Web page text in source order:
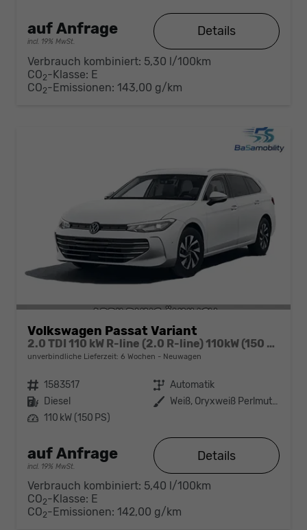
auf Anfrage
incl. 19% MwSt.
Details
Verbrauch kombiniert: 5,30 l/100km
CO2-Klasse: E
CO2-Emissionen: 143,00 g/km
Volkswagen Passat Variant
2.0 TDI 110 kW R-line (2.0 R-line) 110kW (150 PS) 7-Gang DSG
unverbindliche Lieferzeit: 6 Wochen Neuwagen
Fahrzeugnr. 1583517 Getriebe Automatik
Kraftstoff Diesel Außenfarbe
Weiß, Oryxweiß Perlmutteffekt (0R)
Leistung 110 kW (150 PS)
auf Anfrage
incl. 19% MwSt.
Details
Verbrauch kombiniert: 5,40 l/100km
CO2-Klasse: E
CO2-Emissionen: 142,00 g/km